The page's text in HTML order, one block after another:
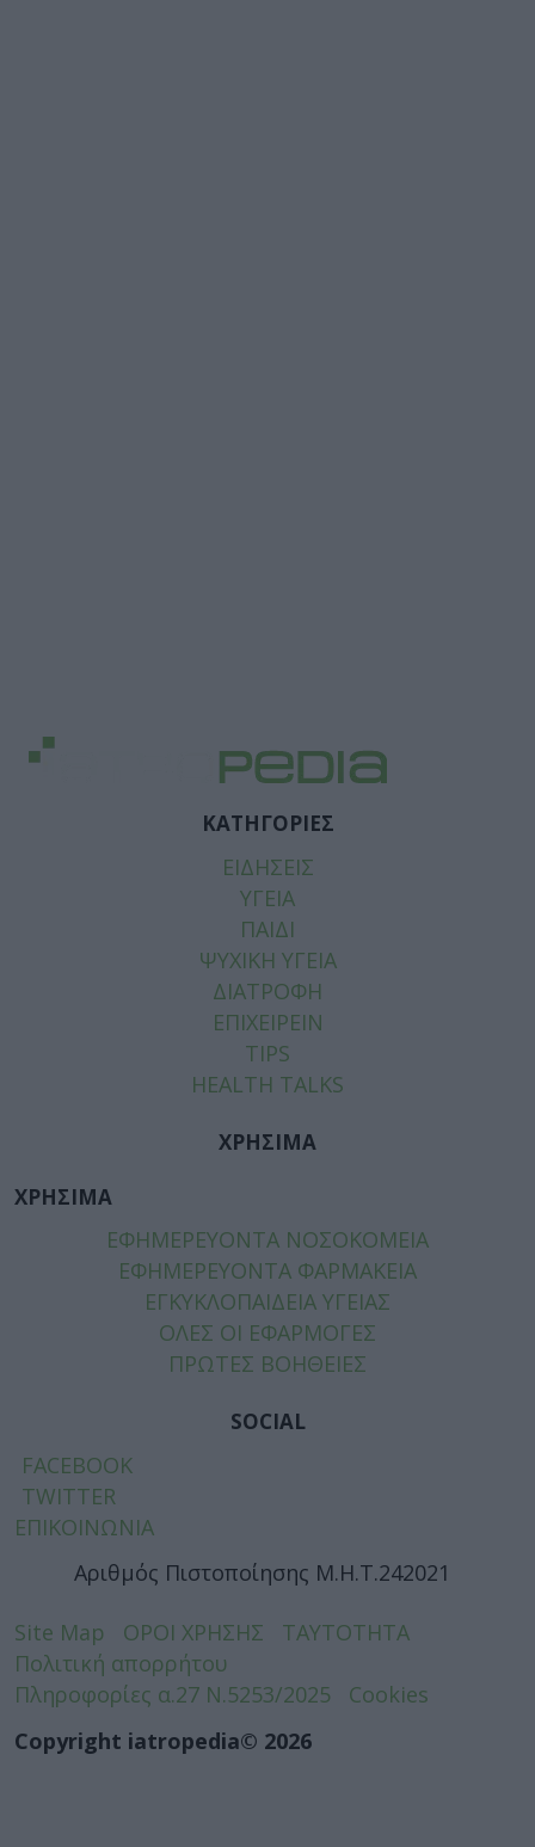
ΚΑΤΗΓΟΡΙΕΣ
ΕΙΔΗΣΕΙΣ
ΥΓΕΙΑ
ΠΑΙΔΙ
ΨΥΧΙΚΗ ΥΓΕΙΑ
ΔΙΑΤΡΟΦΗ
ΕΠΙΧΕΙΡΕΙΝ
TIPS
HEALTH TALKS
ΧΡΗΣΙΜΑ
ΧΡΗΣΙΜΑ
ΕΦΗΜΕΡΕΥΟΝΤΑ ΝΟΣΟΚΟΜΕΙΑ
ΕΦΗΜΕΡΕΥΟΝΤΑ ΦΑΡΜΑΚΕΙΑ
ΕΓΚΥΚΛΟΠΑΙΔΕΙΑ ΥΓΕΙΑΣ
ΟΛΕΣ ΟΙ ΕΦΑΡΜΟΓΕΣ
ΠΡΩΤΕΣ ΒΟΗΘΕΙΕΣ
SOCIAL
FACEBOOK
TWITTER
ΕΠΙΚΟΙΝΩΝΙΑ
Αριθμός Πιστοποίησης Μ.Η.Τ.242021
Site Map ΟΡΟΙ ΧΡΗΣΗΣ
ΤΑΥΤΟΤΗΤΑ
Πολιτική απορρήτου
Πληροφορίες α.27 Ν.5253/2025
Cookies
Copyright iatropedia© 2026